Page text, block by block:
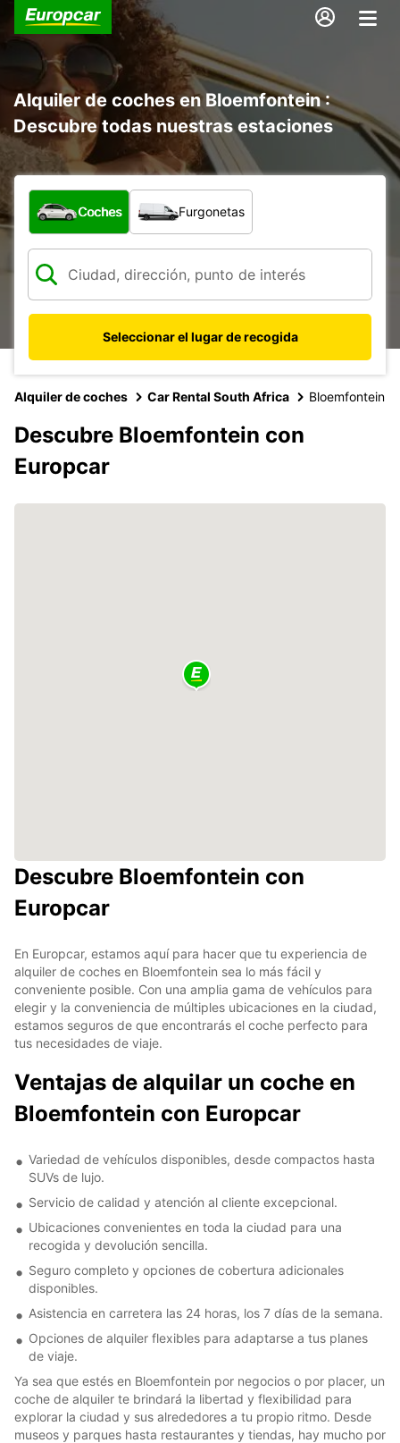
Alquiler de coches en Bloemfontein :
Descubre todas nuestras estaciones
¿Qué tipo de vehículo?
Coches Furgonetas
Seleccionar el lugar de recogida
Alquiler de coches Car Rental South Africa Bloemfontein
Descubre Bloemfontein con
Europcar
Descubre Bloemfontein con
Europcar
En Europcar, estamos aquí para hacer que tu experiencia de
alquiler de coches en Bloemfontein sea lo más fácil y
conveniente posible. Con una amplia gama de vehículos para
elegir y la conveniencia de múltiples ubicaciones en la ciudad,
estamos seguros de que encontrarás el coche perfecto para
tus necesidades de viaje.
Ventajas de alquilar un coche en
Bloemfontein con Europcar
Variedad de vehículos disponibles, desde compactos hasta
SUVs de lujo.
Servicio de calidad y atención al cliente excepcional.
Ubicaciones convenientes en toda la ciudad para una
recogida y devolución sencilla.
Seguro completo y opciones de cobertura adicionales
disponibles.
Asistencia en carretera las 24 horas, los 7 días de la semana.
Opciones de alquiler flexibles para adaptarse a tus planes
de viaje.
Ya sea que estés en Bloemfontein por negocios o por placer, un
coche de alquiler te brindará la libertad y flexibilidad para
explorar la ciudad y sus alrededores a tu propio ritmo. Desde
museos y parques hasta restaurantes y tiendas, hay mucho por